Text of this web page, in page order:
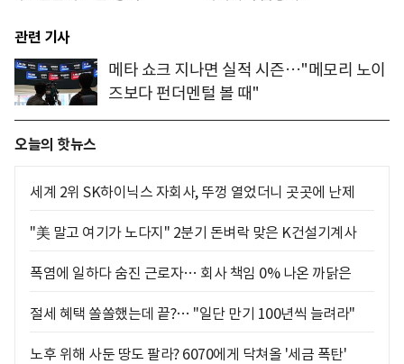
관련 기사
메타 쇼크 지나면 실적 시즌…"메모리 노이
즈보다 펀더멘털 볼 때"
오늘의 핫뉴스
세계 2위 SK하이닉스 자회사, 뚜껑 열었더니 곳곳에 난제
"美 말고 여기가 노다지" 2분기 돈벼락 맞은 K건설기계사
폭염에 일하다 숨진 근로자… 회사 책임 0% 나온 까닭은
절세 혜택 쏠쏠했는데 끝?… "일단 만기 100년씩 늘려라"
노후 위해 사둔 땅도 팔라? 6070에게 닥쳐올 '세금 폭탄'